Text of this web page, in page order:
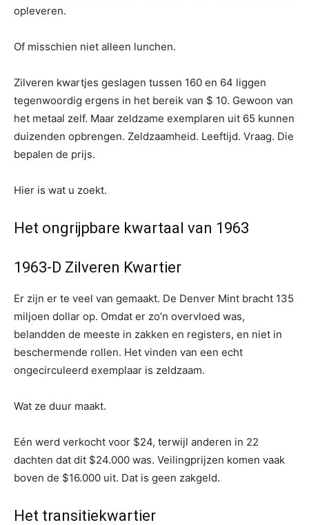
opleveren.
Of misschien niet alleen lunchen.
Zilveren kwartjes geslagen tussen 160 en 64 liggen
tegenwoordig ergens in het bereik van $ 10. Gewoon van
het metaal zelf. Maar zeldzame exemplaren uit 65 kunnen
duizenden opbrengen. Zeldzaamheid. Leeftijd. Vraag. Die
bepalen de prijs.
Hier is wat u zoekt.
Het ongrijpbare kwartaal van 1963
1963-D Zilveren Kwartier
Er zijn er te veel van gemaakt. De Denver Mint bracht 135
miljoen dollar op. Omdat er zo’n overvloed was,
belandden de meeste in zakken en registers, en niet in
beschermende rollen. Het vinden van een echt
ongecirculeerd exemplaar is zeldzaam.
Wat ze duur maakt.
Eén werd verkocht voor $24, terwijl anderen in 22
dachten dat dit $24.000 was. Veilingprijzen komen vaak
boven de $16.000 uit. Dat is geen zakgeld.
Het transitiekwartier